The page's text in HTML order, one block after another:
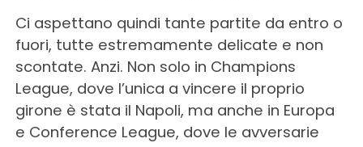
Ci aspettano quindi tante partite da entro o
fuori, tutte estremamente delicate e non
scontate. Anzi. Non solo in Champions
League, dove l’unica a vincere il proprio
girone è stata il Napoli, ma anche in Europa
e Conference League, dove le avversarie